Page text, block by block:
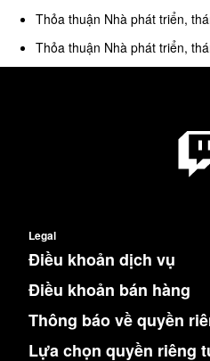
Thỏa thuận Nhà phát triển,
Thỏa thuận Nhà phát triển,
Legal
Điều khoản dịch vụ
Điều khoản bán hàng
Thông báo về quyền
Lựa chọn quyền riêng